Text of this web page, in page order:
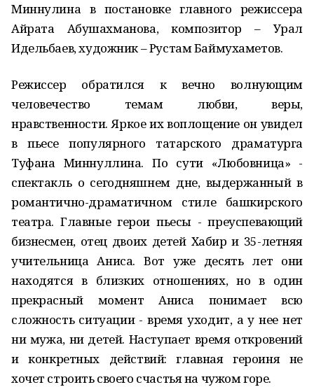
Миннулина в постановке главного режиссера
Айрата Абушахманова, композитор – Урал
Идельбаев, художник – Рустам Баймухаметов.
Режиссер обратился к вечно волнующим
человечество темам любви, веры,
нравственности. Яркое их воплощение он увидел
в пьесе популярного татарского драматурга
Туфана Миннуллина. По сути «Любовница» -
спектакль о сегодняшнем дне, выдержанный в
романтично-драматичном стиле башкирского
театра. Главные герои пьесы - преуспевающий
бизнесмен, отец двоих детей Хабир и 35-летняя
учительница Аниса. Вот уже десять лет они
находятся в близких отношениях, но в один
прекрасный момент Аниса понимает всю
сложность ситуации - время уходит, а у нее нет
ни мужа, ни детей. Наступает время откровений
и конкретных действий: главная героиня не
хочет строить своего счастья на чужом горе.